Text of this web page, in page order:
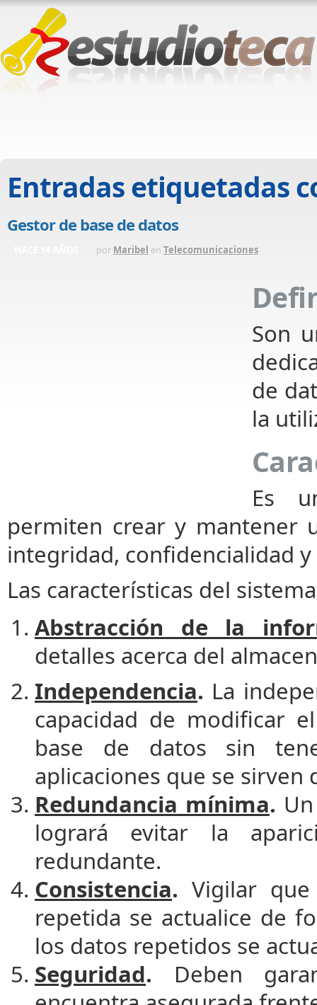
Entradas etiquetadas
Gestor de base de datos
por Maribel en Telecomunicaciones
Son
de
la
Es
permiten crear y mantener
integridad, confidencialidad
Las características del
Abstracción de la
detalles acerca del
Independencia. La
capacidad de modificar
base de datos sin
aplicaciones que se sirven
Redundancia mínima.
logrará evitar la
redundante.
Consistencia. Vigilar
repetida se actualice de
los datos repetidos se
Seguridad. Deben